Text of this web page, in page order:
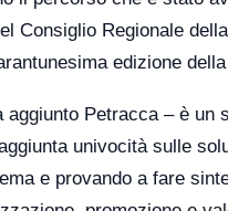
Consiglio Regionale
edizione
Petracca – è
univocità sulle
e provando a fare